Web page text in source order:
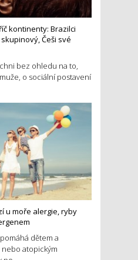
kontinenty: Brazilci
Češi své
bez ohledu na to,
o sociální postavení
u moře alergie, ryby
dětem a
atopickým